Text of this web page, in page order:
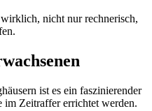
nicht nur rechnerisch,
ist es ein faszinierender
im Zeitraffer errichtet werden.